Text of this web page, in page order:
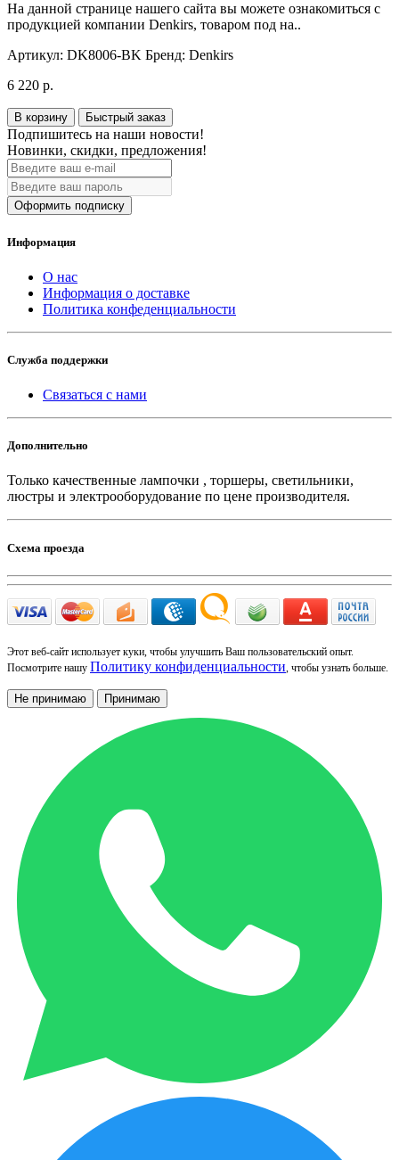
На данной странице нашего сайта вы можете ознакомиться с
продукцией компании Denkirs, товаром под на..
Артикул: DK8006-BK Бренд: Denkirs
6 220 р.
В корзину Быстрый заказ
Подпишитесь на наши новости!
Новинки, скидки, предложения!
Оформить подписку
Информация
О нас
Информация о доставке
Политика конфеденциальности
Служба поддержки
Связаться с нами
Дополнительно
Только качественные лампочки , торшеры, светильники,
люстры и электрооборудование по цене производителя.
Схема проезда
Этот веб-сайт использует куки, чтобы улучшить Ваш пользовательский опыт.
Посмотрите нашу Политику конфиденциальности, чтобы узнать больше.
Не принимаю Принимаю